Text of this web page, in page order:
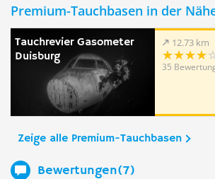
Premium-Tauchbasen in der
Tauchrevier Gasometer
Duisburg
12.73 km
35
Zeige alle Premium-Tauchbasen
Bewertungen(7)